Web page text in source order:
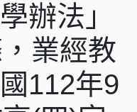
辦法」
業經教
112年9